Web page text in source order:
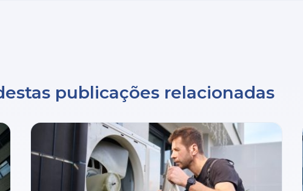
publicações relacionadas